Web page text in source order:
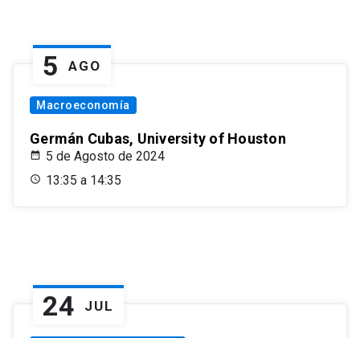
5 AGO
Macroeconomía
Germán Cubas, University of Houston
5 de Agosto de 2024
13:35 a 14:35
24 JUL